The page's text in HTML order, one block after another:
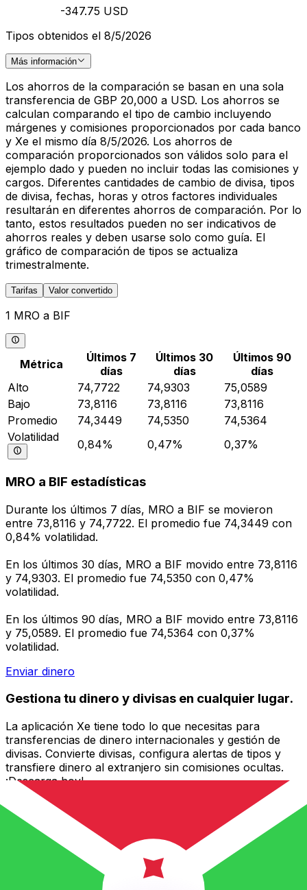
-347.75 USD
Tipos obtenidos el 8/5/2026
Más información
Los ahorros de la comparación se basan en una sola
transferencia de GBP 20,000 a USD. Los ahorros se
calculan comparando el tipo de cambio incluyendo
márgenes y comisiones proporcionados por cada banco
y Xe el mismo día 8/5/2026. Los ahorros de
comparación proporcionados son válidos solo para el
ejemplo dado y pueden no incluir todas las comisiones y
cargos. Diferentes cantidades de cambio de divisa, tipos
de divisa, fechas, horas y otros factores individuales
resultarán en diferentes ahorros de comparación. Por lo
tanto, estos resultados pueden no ser indicativos de
ahorros reales y deben usarse solo como guía. El
gráfico de comparación de tipos se actualiza
trimestralmente.
Tarifas Valor convertido
1 MRO a BIF
Métrica
Últimos 7
días
Últimos 30
días
Últimos 90
días
Alto
74,7722 74,9303
75,0589
Bajo
73,8116 73,8116
73,8116
Promedio
74,3449 74,5350
74,5364
Volatilidad
0,84% 0,47% 0,37%
MRO a BIF estadísticas
Durante los últimos 7 días, MRO a BIF se movieron
entre 73,8116 y 74,7722. El promedio fue 74,3449 con
0,84% volatilidad.
En los últimos 30 días, MRO a BIF movido entre 73,8116
y 74,9303. El promedio fue 74,5350 con 0,47%
volatilidad.
En los últimos 90 días, MRO a BIF movido entre 73,8116
y 75,0589. El promedio fue 74,5364 con 0,37%
volatilidad.
Enviar dinero
Gestiona tu dinero y divisas en cualquier lugar.
La aplicación Xe tiene todo lo que necesitas para
transferencias de dinero internacionales y gestión de
divisas. Convierte divisas, configura alertas de tipos y
transfiere dinero al extranjero sin comisiones ocultas.
¡Descarga hoy!